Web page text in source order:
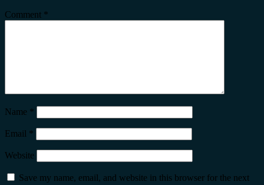
Comment *
Name *
Email *
Website
Save my name, email, and website in this browser for the next